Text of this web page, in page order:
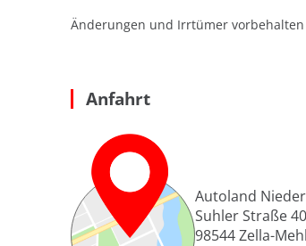
Änderungen und Irrtümer vorbehalten
Anfahrt
Autoland
Suhler Straße 40
98544Zella-